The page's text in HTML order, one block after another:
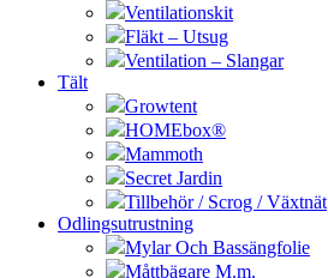
Ventilationskit
Fläkt – Utsug
Ventilation – Slangar
Tält
Growtent
HOMEbox®
Mammoth
Secret Jardin
Tillbehör / Scrog / Växtnät
Odlingsutrustning
Mylar Och Bassängfolie
Måttbägare M.m.